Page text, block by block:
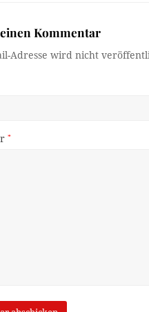
Kommentar
Adresse wird nicht
*